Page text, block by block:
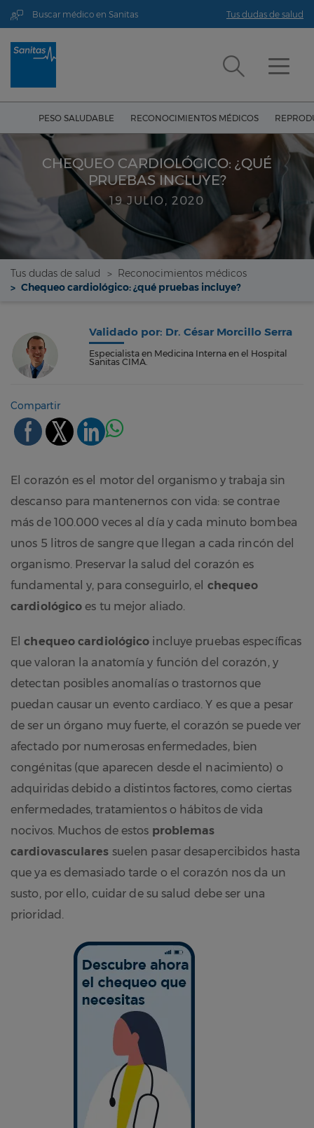
Buscar médico en Sanitas Tus dudas de salud
PESO SALUDABLE RECONOCIMIENTOS MÉDICOS
CHEQUEO CARDIOLÓGICO: ¿QUÉ
PRUEBAS INCLUYE?
19 JULIO, 2020
Tus dudas de salud
Reconocimientos médicos
Chequeo cardiológico: ¿qué pruebas incluye?
Validado por: Dr. César Morcillo Serra
Especialista en Medicina Interna en el Hospital
Sanitas CIMA.
Compartir
El corazón es el motor del organismo y trabaja sin
descanso para mantenernos con vida: se contrae
más de 100.000 veces al día y cada minuto bombea
unos 5 litros de sangre que llegan a cada rincón del
organismo. Preservar la salud del corazón es
fundamental y, para conseguirlo, el chequeo
cardiológico es tu mejor aliado.
Elchequeo cardiológico incluye pruebas específicas
que valoran la anatomía y función del corazón, y
detectan posibles anomalías o trastornos que
puedan causar un evento cardiaco. Y es que a pesar
de ser un órgano muy fuerte, el corazón se puede ver
afectado por numerosas enfermedades, bien
congénitas (que aparecen desde el nacimiento) o
adquiridas debido a distintos factores, como ciertas
enfermedades, tratamientos o hábitos de vida
nocivos. Muchos de estos problemas
cardiovasculares suelen pasar desapercibidos hasta
que ya es demasiado tarde o el corazón nos da un
susto, por ello, cuidar de su salud debe ser una
prioridad.